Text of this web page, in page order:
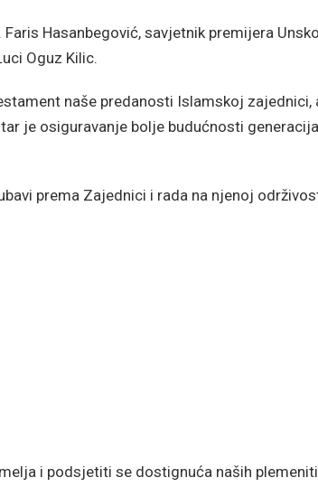
Hasanbegović, savjetnik premijera
Oguz Kilic.
naše predanosti Islamskoj zajednici,
je osiguravanje bolje budućnosti
prema Zajednici i rada na njenoj
i podsjetiti se dostignuća naših